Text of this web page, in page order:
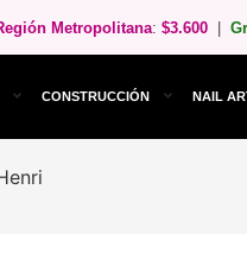
Metropolitana:$3.600 |
CONSTRUCCIÓN NAIL